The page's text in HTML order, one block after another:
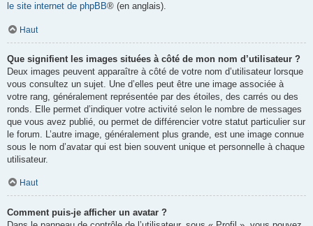
le site internet de phpBB® (en anglais).
Haut
Que signifient les images situées à côté de mon nom d’utilisateur ?
Deux images peuvent apparaître à côté de votre nom d’utilisateur lorsque
vous consultez un sujet. Une d’elles peut être une image associée à
votre rang, généralement représentée par des étoiles, des carrés ou des
ronds. Elle permet d’indiquer votre activité selon le nombre de messages
que vous avez publié, ou permet de différencier votre statut particulier sur
le forum. L’autre image, généralement plus grande, est une image connue
sous le nom d’avatar qui est bien souvent unique et personnelle à chaque
utilisateur.
Haut
Comment puis-je afficher un avatar ?